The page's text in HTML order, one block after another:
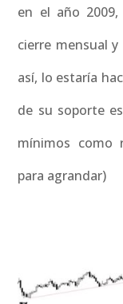
en el año
cierre mensual
así, lo estaría
de su soporte
mínimos como
para agrandar)